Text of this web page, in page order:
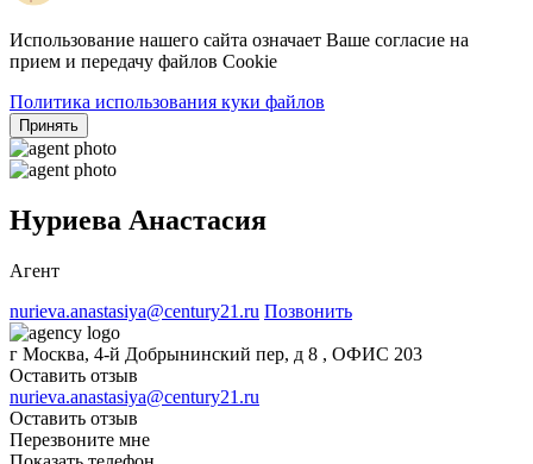
Использование нашего сайта означает Ваше согласие на
прием и передачу файлов Cookie
Политика использования куки файлов
Принять
Нуриева Анастасия
Агент
nurieva.anastasiya@century21.ru Позвонить
г Москва, 4-й Добрынинский пер, д 8 , ОФИС 203
Оставить отзыв
nurieva.anastasiya@century21.ru
Оставить отзыв
Перезвоните мне